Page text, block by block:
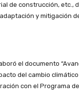
de construcción, etc.,
y mitigación
el documento
del cambio
con el Programa